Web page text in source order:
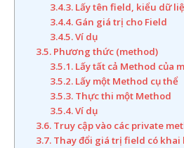
3.4.3. Lấy tên field, kiểu dữ
3.4.4. Gán giá trị cho Field
3.4.5. Ví dụ
3.5. Phương thức (method)
3.5.1. Lấy tất cả Method của
3.5.2. Lấy một Method cụ thể
3.5.3. Thực thi một Method
3.5.4. Ví dụ
3.6. Truy cập vào các private
3.7. Thay đổi giá trị field có